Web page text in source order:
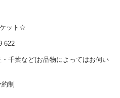
ット☆
622
千葉など(お品物によってはお伺い
制